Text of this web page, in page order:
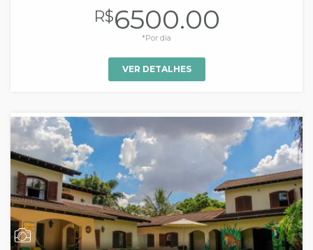
R$6500.00
*Por dia
VER DETALHES